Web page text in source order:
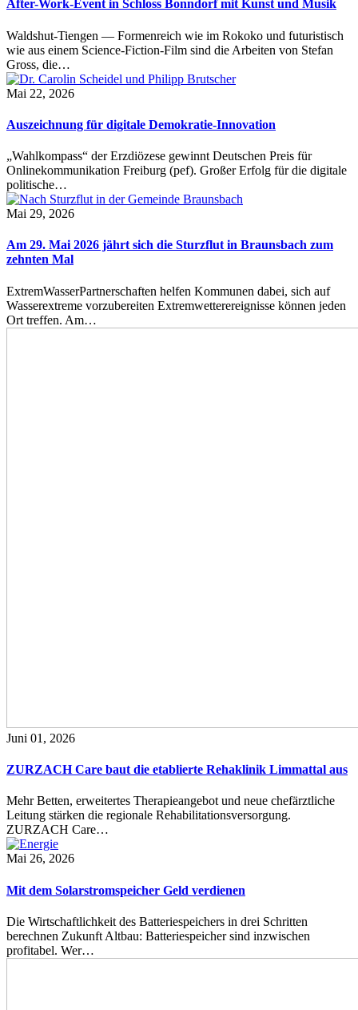
After-Work-Event in Schloss Bonndorf mit Kunst und Musik
Waldshut-Tiengen — Formenreich wie im Rokoko und futuristisch
wie aus einem Science-Fiction-Film sind die Arbeiten von Stefan
Gross, die…
Mai 22, 2026
Auszeichnung für digitale Demokratie-Innovation
„Wahlkompass“ der Erzdiözese gewinnt Deutschen Preis für
Onlinekommunikation Freiburg (pef). Großer Erfolg für die digitale
politische…
Mai 29, 2026
Am 29. Mai 2026 jährt sich die Sturzflut in Braunsbach zum
zehnten Mal
ExtremWasserPartnerschaften helfen Kommunen dabei, sich auf
Wasserextreme vorzubereiten Extremwetterereignisse können jeden
Ort treffen. Am…
Juni 01, 2026
ZURZACH Care baut die etablierte Rehaklinik Limmattal aus
Mehr Betten, erweitertes Therapieangebot und neue chefärztliche
Leitung stärken die regionale Rehabilitationsversorgung.
ZURZACH Care…
Mai 26, 2026
Mit dem Solarstromspeicher Geld verdienen
Die Wirtschaftlichkeit des Batteriespeichers in drei Schritten
berechnen Zukunft Altbau: Batteriespeicher sind inzwischen
profitabel. Wer…